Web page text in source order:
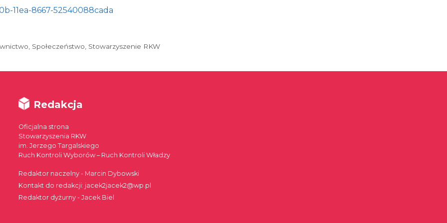
11ea-8667-52540088cada
Społeczeństwo Stowarzyszenie RKW
Redakcja
Oficjalna strona
Stowarzyszenia RKW
im. Jerzego Targalskiego
Ruch Kontroli Wyborów – Ruch Kontroli Władzy
Redaktor naczelny - Marcin Dybowski
Kontakt do redakcji: jacek2jacek2@wp.pl
Redaktor dyżurny - Jacek Biel